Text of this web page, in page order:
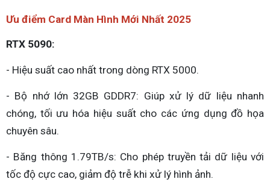
Ưu điểm Card Màn Hình Mới Nhất 2025
RTX 5090:
- Hiệu suất cao nhất trong dòng RTX 5000.
- Bộ nhớ lớn 32GB GDDR7: Giúp xử lý dữ liệu nhanh
chóng, tối ưu hóa hiệu suất cho các ứng dụng đồ họa
chuyên sâu.
- Băng thông 1.79TB/s: Cho phép truyền tải dữ liệu với
tốc độ cực cao, giảm độ trễ khi xử lý hình ảnh.